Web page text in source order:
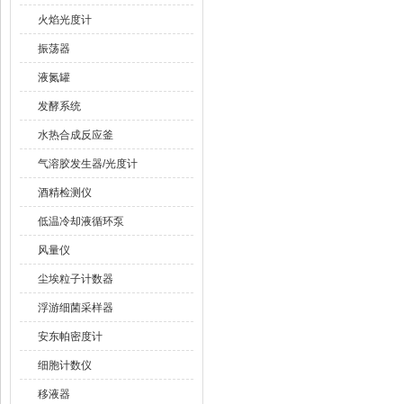
火焰光度计
振荡器
液氮罐
发酵系统
水热合成反应釜
气溶胶发生器/光度计
酒精检测仪
低温冷却液循环泵
风量仪
尘埃粒子计数器
浮游细菌采样器
安东帕密度计
细胞计数仪
移液器